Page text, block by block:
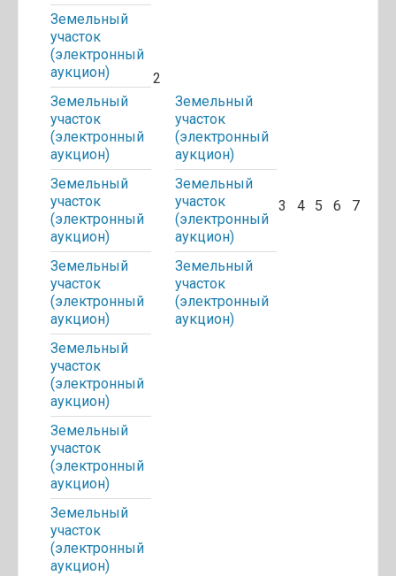
Земельный
участок
(электронный
аукцион)
Земельный
участок
(электронный
аукцион)
Земельный
участок
(электронный
аукцион)
Земельный
участок
(электронный
аукцион)
Земельный
участок
(электронный
аукцион)
Земельный
участок
(электронный
аукцион)
Земельный
участок
(электронный
аукцион)
2
Земельный
участок
(электронный
аукцион)
Земельный
участок
(электронный
аукцион)
Земельный
участок
(электронный
аукцион)
3 4 5 6 7